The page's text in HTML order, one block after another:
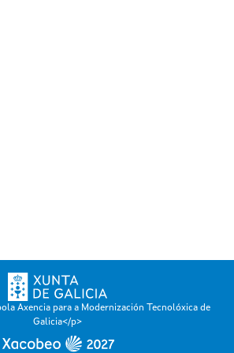
Axencia para a Modernización Tecnolóxica de
Galicia</p>